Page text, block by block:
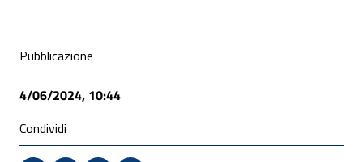
Condivisione social
Pubblicazione
4/06/2024, 10:44
Condividi